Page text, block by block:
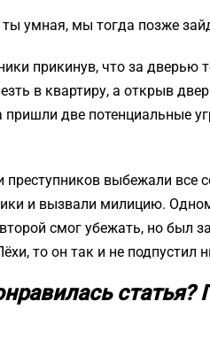
умная, мы тогда позже
прикинув, что за дверью
в квартиру, а открыв
пришли две потенциальные
преступников выбежали все
и вызвали милицию.
смог убежать, но был
то он так и не подпустил
статья?